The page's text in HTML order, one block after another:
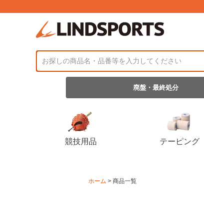
廃盤・最終処分
競技用品 テーピング
ホーム 商品一覧